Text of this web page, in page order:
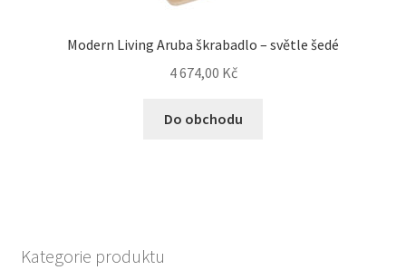
Modern Living Aruba škrabadlo – světle šedé
4 674,00 Kč
Do obchodu
Kategorie produktu